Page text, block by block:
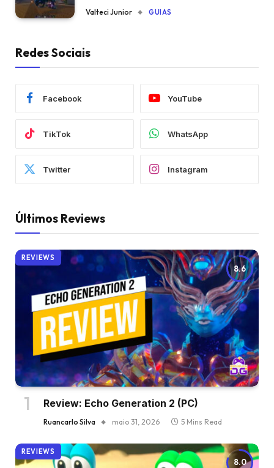
Valteci Junior GUIAS
Redes Sociais
Facebook YouTube
TikTok WhatsApp
Twitter Instagram
Últimos Reviews
8.6
REVIEWS
Review: Echo Generation 2 (PC)
Ruancarlo Silva maio 31, 2026 5 Mins Read
8.0
REVIEWS